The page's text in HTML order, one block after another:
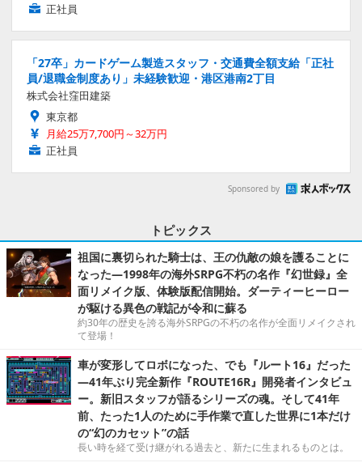
正社員
「27卒」カードゲーム製造スタッフ・交通費全額支給「正社
員/退職金制度あり」未経験歓迎・港区港南2丁目
株式会社窪田建築
東京都
月給25万7,700円～32万円
正社員
Sponsored by
トピックス
祖国に裏切られた騎士は、王の仇敵の娘を護ることに
なった―1998年の海外SRPG不朽の名作『幻世録』全
面リメイク版、体験版配信開始。ダーティーヒーロー
が駆ける異色の戦記が令和に蘇る
約30年の歴史を誇る海外SRPGの不朽の名作が全面リメイクされ
て登場！
車が変形してロボになった、でも『ルート16』だった
―41年ぶり完全新作『ROUTE16R』開発者インタビュ
ー。新旧スタッフが語るシリーズの魂。そして41年
前、たった1人のために手作業で直した世界に1本だけ
の“幻のカセット”の話
長い時を経て受け継がれる過去と、新たに生まれるものとは。